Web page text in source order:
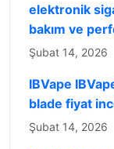
elektronik
bakım ve
Şubat 14, 2026
IBVape
blade fiyat
Şubat 14, 2026